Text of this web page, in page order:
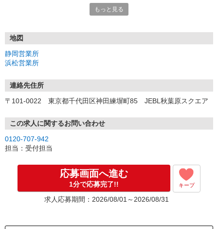
〒430-7708 静岡県浜松市中区板屋町111-2 浜松アクトタワー 8
F
もっと見る
地図
静岡営業所
浜松営業所
連絡先住所
〒101-0022 東京都千代田区神田練塀町85 JEBL秋葉原スクエア
この求人に関するお問い合わせ
0120-707-942
担当：受付担当
応募画面へ進む
1分で応募完了!! キープ
求人応募期間：2026/08/01～2026/08/31